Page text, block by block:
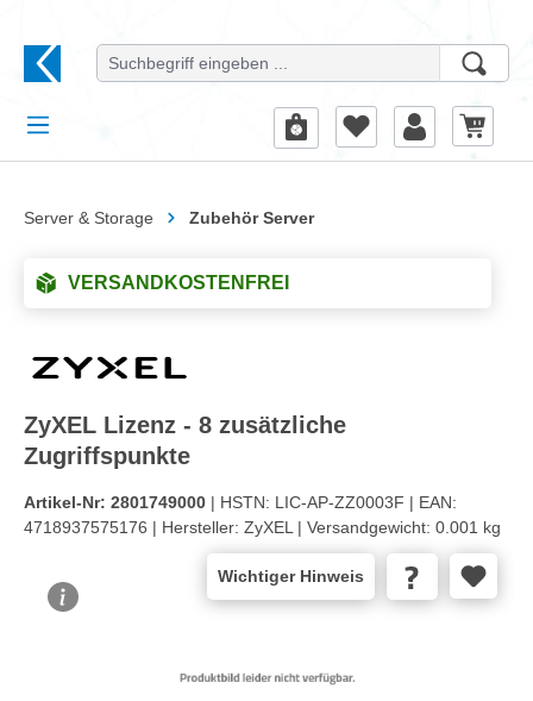
Server & Storage Zubehör Server
VERSANDKOSTENFREI
ZyXEL Lizenz - 8 zusätzliche
Zugriffspunkte
Artikel-Nr: 2801749000 | HSTN: LIC-AP-ZZ0003F | EAN:
4718937575176 | Hersteller: ZyXEL | Versandgewicht: 0.001 kg
Wichtiger Hinweis